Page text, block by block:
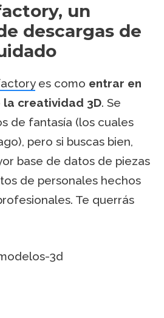
un
descargas de
es como entrar en
creatividad 3D. Se
de fantasía (los cuales
pero si buscas bien,
base de datos de piezas
de personales hechos
Te querrás